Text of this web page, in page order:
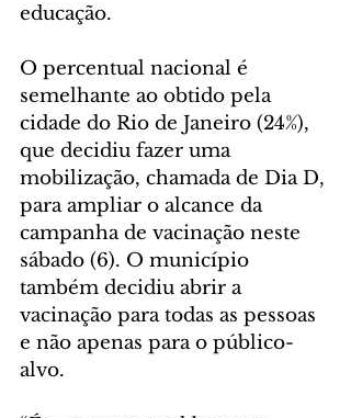
educação.
O percentual nacional é
semelhante ao obtido pela
cidade do Rio de Janeiro (24%),
que decidiu fazer uma
mobilização, chamada de Dia D,
para ampliar o alcance da
campanha de vacinação neste
sábado (6). O município
também decidiu abrir a
vacinação para todas as pessoas
e não apenas para o público-
alvo.